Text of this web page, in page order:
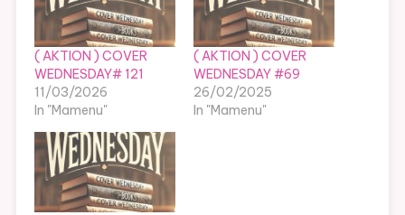
( AKTION ) COVER
WEDNESDAY# 121
11/03/2026
In "Mamenu"
( AKTION ) COVER
WEDNESDAY #69
26/02/2025
In "Mamenu"